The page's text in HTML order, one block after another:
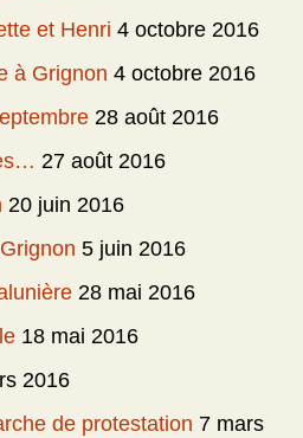
et Henri 4 octobre 2016
à Grignon 4 octobre 2016
28 août 2016
27 août 2016
20 juin 2016
5 juin 2016
28 mai 2016
18 mai 2016
2016
de protestation 7 mars